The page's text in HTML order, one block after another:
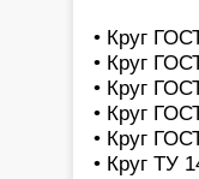
• Круг
• Круг
• Круг
• Круг
• Круг
• Круг ТУ